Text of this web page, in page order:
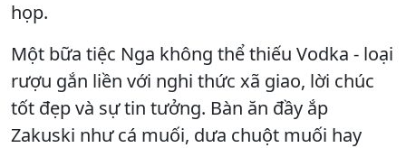
họp.
Một bữa tiệc Nga không thể thiếu Vodka - loại
rượu gắn liền với nghi thức xã giao, lời chúc
tốt đẹp và sự tin tưởng. Bàn ăn đầy ắp
Zakuski như cá muối, dưa chuột muối hay